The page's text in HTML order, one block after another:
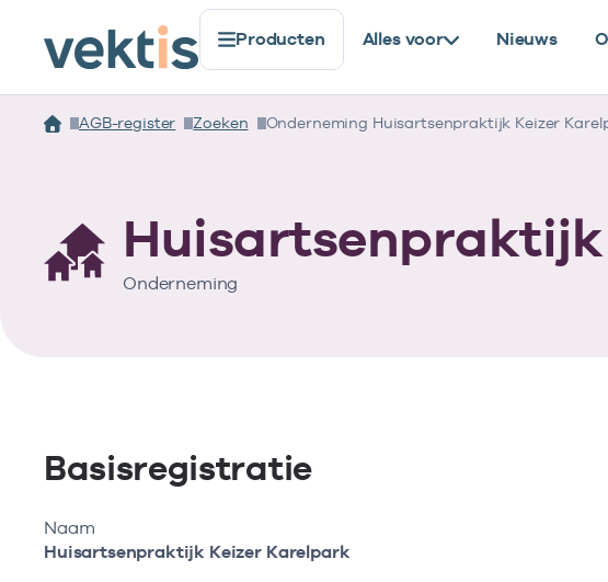
Producten Alles voor Nieuws
AGB-register Zoeken Onderneming Huisartsenpraktijk Keizer
Onderneming
Basisregistratie
Naam
Huisartsenpraktijk Keizer Karelpark